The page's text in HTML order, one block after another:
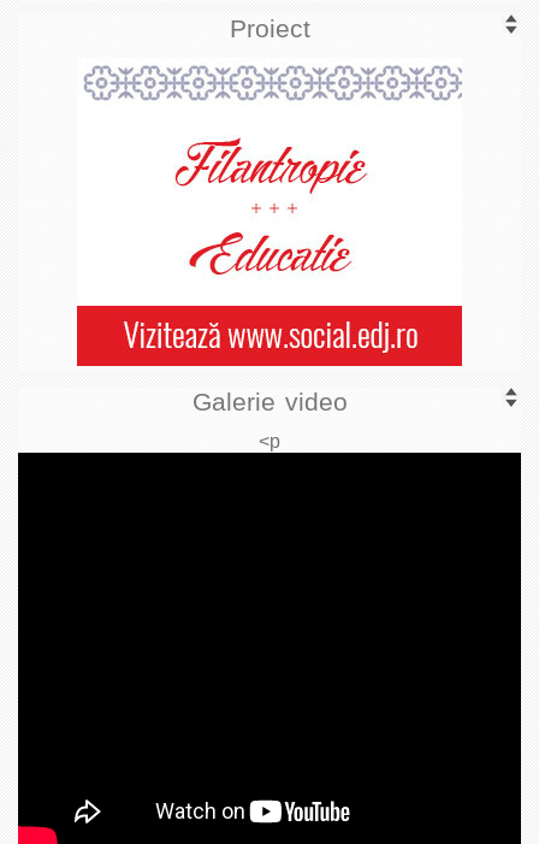
Proiect
Galerie video
<p